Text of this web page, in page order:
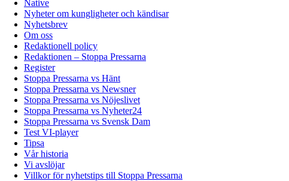
Native
Nyheter om kungligheter och kändisar
Nyhetsbrev
Om oss
Redaktionell policy
Redaktionen – Stoppa Pressarna
Register
Stoppa Pressarna vs Hänt
Stoppa Pressarna vs Newsner
Stoppa Pressarna vs Nöjeslivet
Stoppa Pressarna vs Nyheter24
Stoppa Pressarna vs Svensk Dam
Test VI-player
Tipsa
Vår historia
Vi avslöjar
Villkor för nyhetstips till Stoppa Pressarna